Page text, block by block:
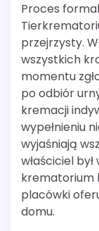
Proces
przejrzysty.
wszystkich
momentu
po odbiór
kremacji
wypełnieniu
wyjaśniają
właściciel
krematorium
placówki
domu.